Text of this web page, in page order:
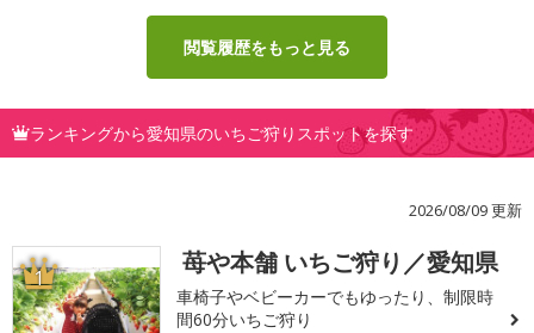
閲覧履歴をもっと見る
ランキングから愛知県のいちご狩りスポットを探す
2026/08/09 更新
1 苺や本舗 いちご狩り／愛知県
車椅子やベビーカーでもゆったり、制限時
間60分いちご狩り